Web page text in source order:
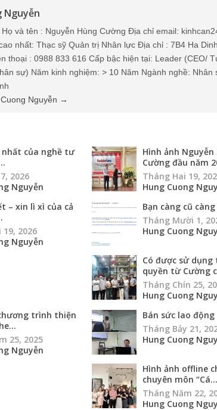
Nguyễn
Họ và tên : Nguyễn Hùng Cường Địa chỉ email:
nhất: Thạc sỹ Quản trị Nhân lực Địa chỉ : 7B4 Ha
thoại : 0988 833 616 Cấp bậc hiện tại: Leader (CEO/
sự) Năm kinh nghiệm: > 10 Năm Ngành nghề: Nhân
Nguyễn →
nhất của nghề tư
2026
Nguyễn
Hình ảnh Nguyễn
Cường đầu năm
Tháng Hai 19,
Hung Cuong
– xin lì xì của cả
2026
Nguyễn
Bạn càng cũ
Tháng Mười 1,
Hung Cuong
Có được sử dụng
quyền từ Cường
Tháng Chín 25,
Hung Cuong
trình thiện
25, 2025
Nguyễn
Bán sức lao động
Tháng Bảy 21,
Hung Cuong
Hình ảnh offline
chuyên môn “Cá...
Tháng Năm 22,
Hung Cuong